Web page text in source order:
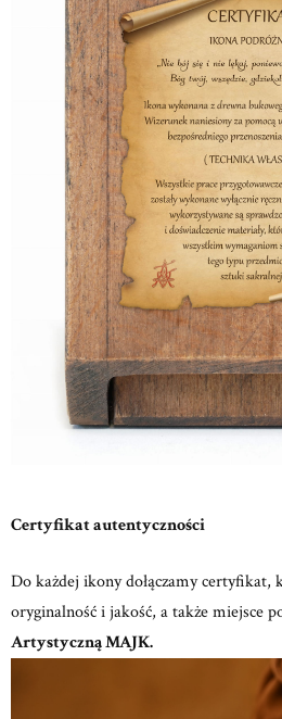
Certyfikat autentyczności
Do każdej ikony dołączamy certyfikat,
oryginalność i jakość, a także miejsce
Artystyczną MAJK.